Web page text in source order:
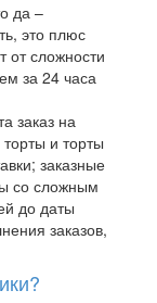
да –
это плюс
от сложности
за 24 часа
заказ на
и торты
заказные
со сложным
до даты
заказов,